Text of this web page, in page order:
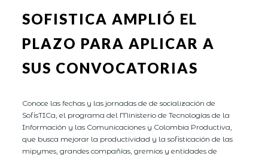
SOFISTICA AMPLIÓ EL
PLAZO PARA APLICAR A
SUS CONVOCATORIAS
Conoce las fechas y las jornadas de de socialización de
SofisTICa, el programa del Ministerio de Tecnologías de la
Información y las Comunicaciones y Colombia Productiva,
que busca mejorar la productividad y la sofisticación de las
mipymes, grandes compañías, gremios y entidades de